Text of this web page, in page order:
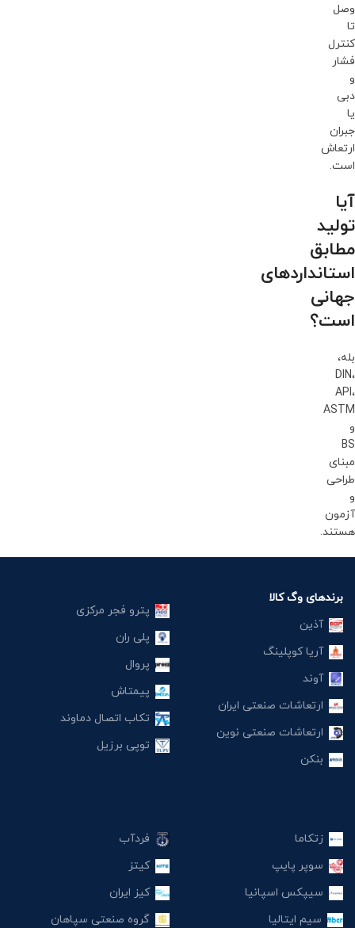
وصل
تا
کنترل
فشار
و
دبی
یا
جبران
ارتعاش
است.
آیا
تولید
مطابق
استانداردهای
جهانی
است؟
بله،
DIN،
API،
ASTM
و
BS
مبنای
طراحی
و
آزمون
هستند.
برندهای وگ کالا
آذین
آریا کوپلینگ
آوند
ارتعاشات صنعتی ایران
ارتعاشات صنعتی نوین
بنکن
پترو فجر مرکزی
پلی ران
پروال
پیمتاش
تکاب اتصال دماوند
توپی برزیل
زتکاما
سوپر پایپ
سیپکس اسپانیا
سیم ایتالیا
فردآب
کیتز
کیز ایران
گروه صنعتی سپاهان